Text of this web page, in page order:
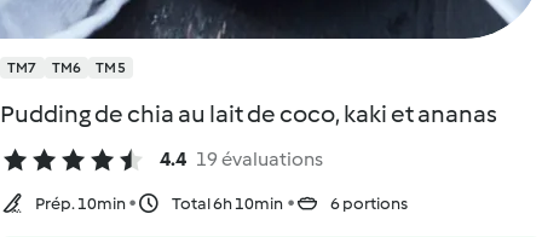
TM7 TM6 TM5
Pudding de chia au lait de coco, kaki et ananas
4.4 19 évaluations
Prép. 10min Total 6h 10min 6 portions